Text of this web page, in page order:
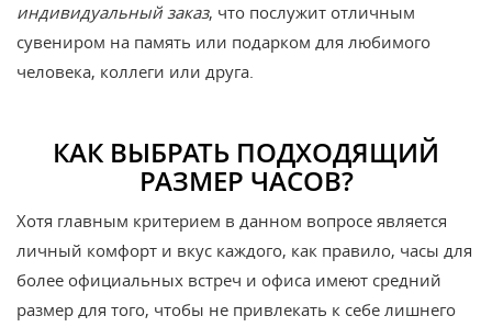
индивидуальный заказ, что послужит отличным
сувениром на память или подарком для любимого
человека, коллеги или друга.
КАК ВЫБРАТЬ ПОДХОДЯЩИЙ
РАЗМЕР ЧАСОВ?
Хотя главным критерием в данном вопросе является
личный комфорт и вкус каждого, как правило, часы для
более официальных встреч и офиса имеют средний
размер для того, чтобы не привлекать к себе лишнего